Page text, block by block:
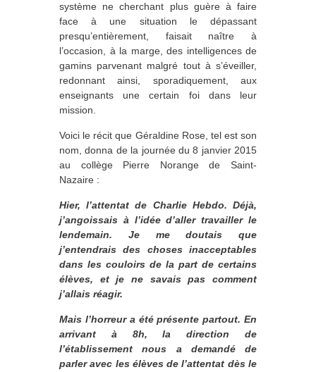
système ne cherchant plus guère à faire
face à une situation le dépassant
presqu’entièrement, faisait naître à
l’occasion, à la marge, des intelligences de
gamins parvenant malgré tout à s’éveiller,
redonnant ainsi, sporadiquement, aux
enseignants une certain foi dans leur
mission.
Voici le récit que Géraldine Rose, tel est son
nom, donna de la journée du 8 janvier 2015
au collège Pierre Norange de Saint-
Nazaire :
Hier, l’attentat de Charlie Hebdo. Déjà,
j’angoissais à l’idée d’aller travailler le
lendemain. Je me doutais que
j’entendrais des choses inacceptables
dans les couloirs de la part de certains
élèves, et je ne savais pas comment
j’allais réagir.
Mais l’horreur a été présente partout. En
arrivant à 8h, la direction de
l’établissement nous a demandé de
parler avec les élèves de l’attentat dès le